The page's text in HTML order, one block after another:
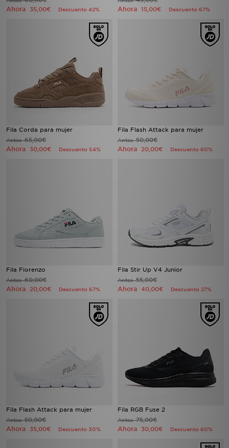
Ahora 35,00€ Descuento 42% Ahora 15,00€ Descuento 67%
Fila Corda para mujer
Antes65,00€
Ahora 30,00€ Descuento 54%
Fila Flash Attack para mujer
Antes50,00€
Ahora 20,00€ Descuento 60%
Fila Fiorenzo
Antes60,00€
Ahora 20,00€ Descuento 67%
Fila Stir Up V4 Junior
Antes55,00€
Ahora 40,00€ Descuento 27%
Fila Flash Attack para mujer
Antes50,00€
Ahora 35,00€ Descuento 30%
Fila RGB Fuse 2
Antes75,00€
Ahora 30,00€ Descuento 60%